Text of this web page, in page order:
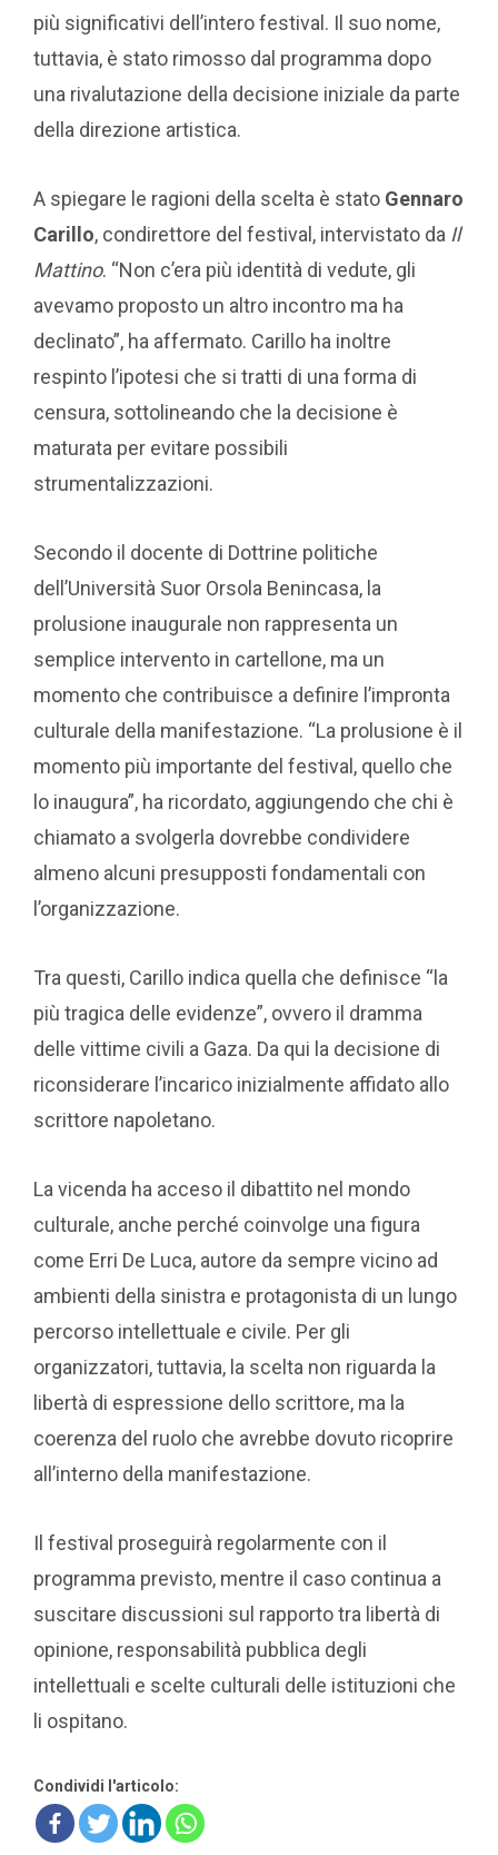
più significativi dell’intero festival. Il suo nome,
tuttavia, è stato rimosso dal programma dopo
una rivalutazione della decisione iniziale da parte
della direzione artistica.
A spiegare le ragioni della scelta è stato Gennaro
Carillo, condirettore del festival, intervistato da Il
Mattino. “Non c’era più identità di vedute, gli
avevamo proposto un altro incontro ma ha
declinato”, ha affermato. Carillo ha inoltre
respinto l’ipotesi che si tratti di una forma di
censura, sottolineando che la decisione è
maturata per evitare possibili
strumentalizzazioni.
Secondo il docente di Dottrine politiche
dell’Università Suor Orsola Benincasa, la
prolusione inaugurale non rappresenta un
semplice intervento in cartellone, ma un
momento che contribuisce a definire l’impronta
culturale della manifestazione. “La prolusione è il
momento più importante del festival, quello che
lo inaugura”, ha ricordato, aggiungendo che chi è
chiamato a svolgerla dovrebbe condividere
almeno alcuni presupposti fondamentali con
l’organizzazione.
Tra questi, Carillo indica quella che definisce “la
più tragica delle evidenze”, ovvero il dramma
delle vittime civili a Gaza. Da qui la decisione di
riconsiderare l’incarico inizialmente affidato allo
scrittore napoletano.
La vicenda ha acceso il dibattito nel mondo
culturale, anche perché coinvolge una figura
come Erri De Luca, autore da sempre vicino ad
ambienti della sinistra e protagonista di un lungo
percorso intellettuale e civile. Per gli
organizzatori, tuttavia, la scelta non riguarda la
libertà di espressione dello scrittore, ma la
coerenza del ruolo che avrebbe dovuto ricoprire
all’interno della manifestazione.
Il festival proseguirà regolarmente con il
programma previsto, mentre il caso continua a
suscitare discussioni sul rapporto tra libertà di
opinione, responsabilità pubblica degli
intellettuali e scelte culturali delle istituzioni che
li ospitano.
Condividi l'articolo: